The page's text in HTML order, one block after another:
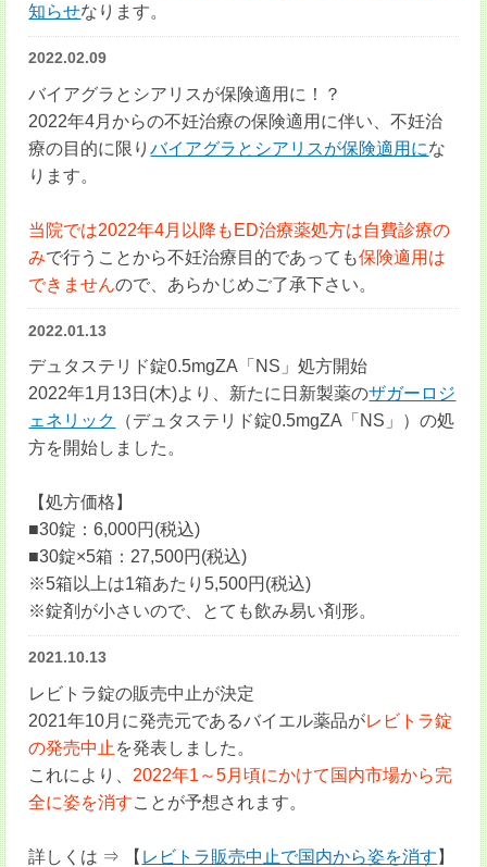
知らせなります。
2022.02.09
バイアグラとシアリスが保険適用に！？
2022年4月からの不妊治療の保険適用に伴い、不妊治
療の目的に限りバイアグラとシアリスが保険適用にな
ります。
当院では2022年4月以降もED治療薬処方は自費診療の
みで行うことから不妊治療目的であっても保険適用は
できませんので、あらかじめご了承下さい。
2022.01.13
デュタステリド錠0.5mgZA「NS」処方開始
2022年1月13日(木)より、新たに日新製薬のザガーロジ
ェネリック
（デュタステリド錠0.5mgZA「NS」）の処
方を開始しました。
【処方価格】
■30錠：6,000円(税込)
■30錠×5箱：27,500円(税込)
※5箱以上は1箱あたり5,500円(税込)
※錠剤が小さいので、とても飲み易い剤形。
2021.10.13
レビトラ錠の販売中止が決定
2021年10月に発売元であるバイエル薬品がレビトラ錠
の発売中止 を発表しました。
これにより、 2022年1～5月頃にかけて国内市場から完
全に姿を消すことが予想されます。
詳しくは ⇒ 【 レビトラ販売中止で国内から姿を消す 】